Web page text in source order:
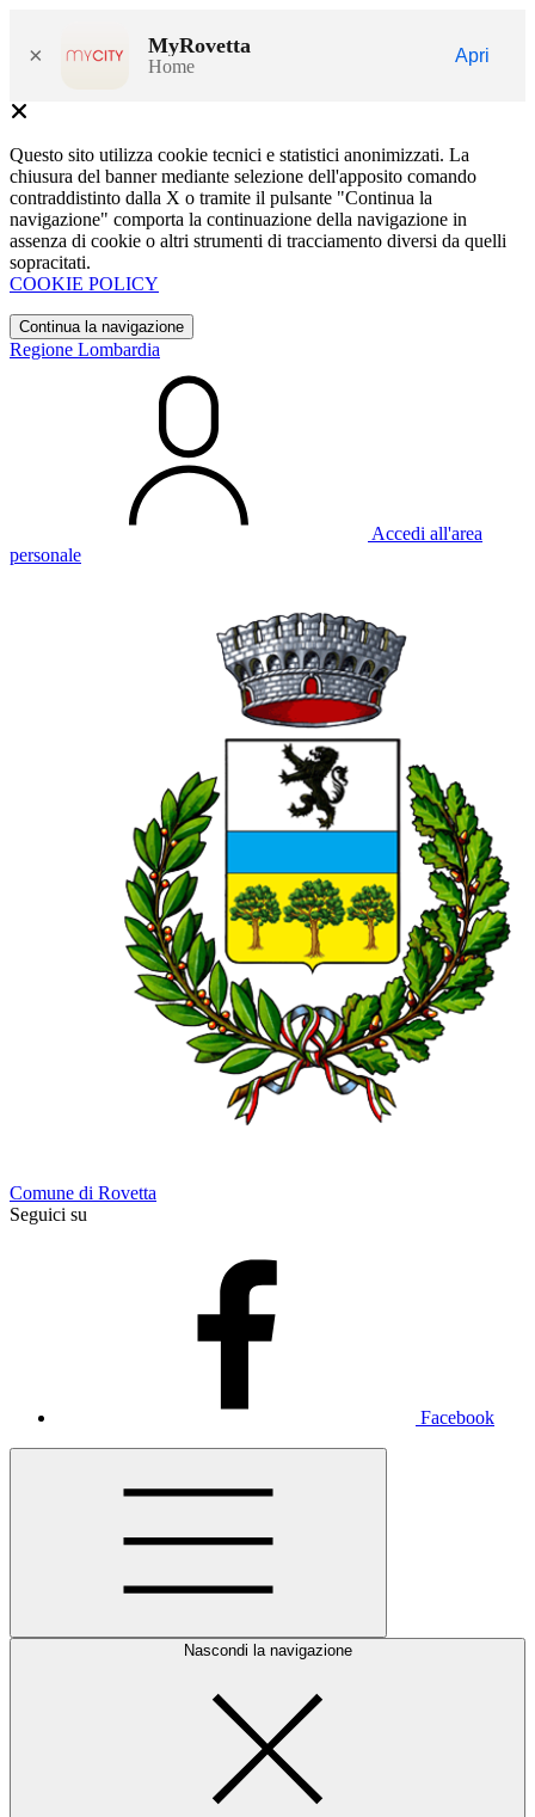
× MyRovetta
Home
Apri
Questo sito utilizza cookie tecnici e statistici anonimizzati. La
chiusura del banner mediante selezione dell'apposito comando
contraddistinto dalla X o tramite il pulsante "Continua la
navigazione" comporta la continuazione della navigazione in
assenza di cookie o altri strumenti di tracciamento diversi da quelli
sopracitati.
COOKIE POLICY
Continua la navigazione
Regione Lombardia
Accedi all'area
personale
Comune di Rovetta
Seguici su
Facebook
Nascondi la navigazione